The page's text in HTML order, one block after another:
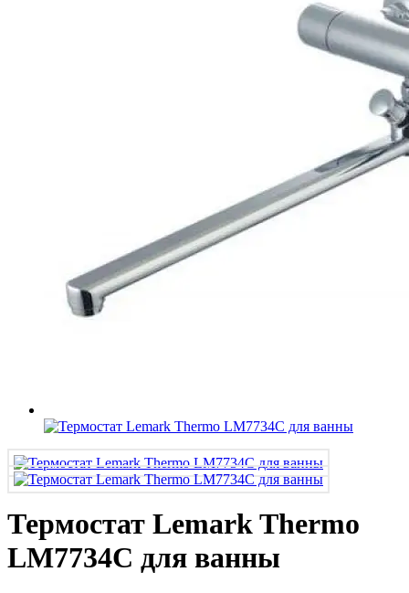
Термостат Lemark Thermo
LM7734C для ванны